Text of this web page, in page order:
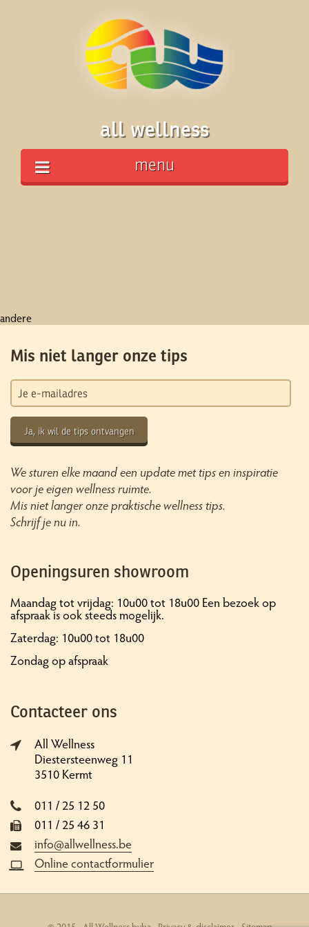
all wellness
menu
andere
Mis niet langer onze tips
Ja, ik wil de tips ontvangen
We sturen elke maand een update met tips en inspiratie
voor je eigen wellness ruimte.
Mis niet langer onze praktische wellness tips.
Schrijf je nu in.
Openingsuren showroom
Maandag tot vrijdag: 10u00 tot 18u00 Een bezoek op
afspraak is ook steeds mogelijk.
Zaterdag: 10u00 tot 18u00
Zondag op afspraak
Contacteer ons
All Wellness
Diestersteenweg 11
3510 Kermt
011 / 25 12 50
011 / 25 46 31
info@allwellness.be
Online contactformulier